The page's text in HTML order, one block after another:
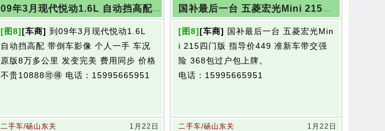
[图8][车商] 到09年3月现代悦动1.6L
自动挡高配 带倒车影像 个人一手 车况
原版8万多公里 发变完美 费用同步 价格
不贵10888🉑🉐 电话：15995665951
二手车/砀山东关 1月22日
[图8][车商] 国补最后一台 五菱宏光Min
i 215四门版 指导价449 准新车带交强
险 368包过户包上牌。
电话：15995665951
二手车/砀山东关 1月22日